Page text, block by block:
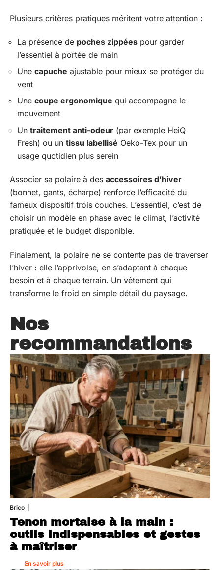
Plusieurs critères pratiques méritent votre attention :
La présence de poches zippées pour garder
l’essentiel à portée de main
Une capuche ajustable pour mieux se protéger du
vent
Une coupe ergonomique qui accompagne le
mouvement
Un traitement anti-odeur (par exemple HeiQ
Fresh) ou un tissu labellisé Oeko-Tex pour un
usage quotidien plus serein
Associer sa polaire à des accessoires d’hiver
(bonnet, gants, écharpe) renforce l’efficacité du
fameux dispositif trois couches. L’essentiel, c’est de
choisir un modèle en phase avec le climat, l’activité
pratiquée et le budget disponible.
Finalement, la polaire ne se contente pas de traverser
l’hiver : elle l’apprivoise, en s’adaptant à chaque
besoin et à chaque terrain. Un vêtement qui
transforme le froid en simple détail du paysage.
Nos
recommandations
Brico
Tenon mortaise à la main :
outils indispensables et gestes
à maîtriser
En savoir plus